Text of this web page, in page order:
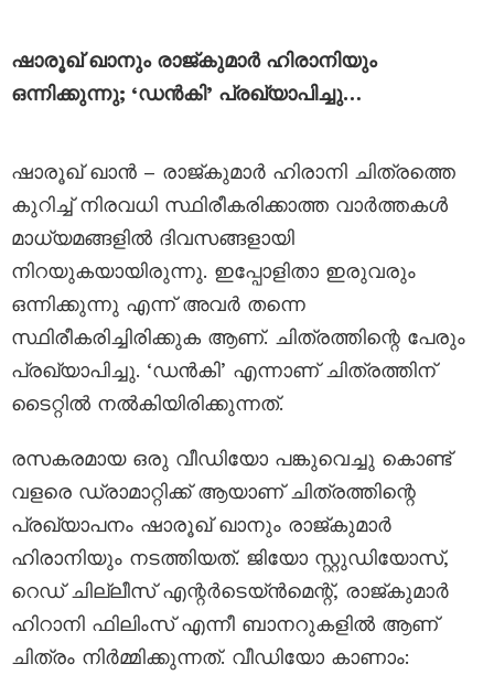
ഷാരൂഖ് ഖാനും രാജ്കുമാർ ഹിരാനിയും
ഒന്നിക്കുന്നു; ‘ഡൻകി’ പ്രഖ്യാപിച്ചു…
ഷാരൂഖ് ഖാൻ – രാജ്കുമാർ ഹിരാനി ചിത്രത്തെ
കുറിച്ച് നിരവധി സ്ഥിരീകരിക്കാത്ത വാർത്തകൾ
മാധ്യമങ്ങളില്‍ ദിവസങ്ങളായി
നിറയുകയായിരുന്നു. ഇപ്പോളിതാ ഇരുവരും
ഒന്നിക്കുന്നു എന്ന് അവർ തന്നെ
സ്ഥിരീകരിച്ചിരിക്കുക ആണ്. ചിത്രത്തിന്റെ പേരും
പ്രഖ്യാപിച്ചു. ‘ഡൻകി’ എന്നാണ് ചിത്രത്തിന്
ടൈറ്റിൽ നൽകിയിരിക്കുന്നത്.
രസകരമായ ഒരു വീഡിയോ പങ്കുവെച്ചു കൊണ്ട്
വളരെ ഡ്രാമാറ്റിക്ക് ആയാണ് ചിത്രത്തിന്റെ
പ്രഖ്യാപനം ഷാരൂഖ് ഖാനും രാജ്കുമാർ
ഹിരാനിയും നടത്തിയത്. ജിയോ സ്റ്റുഡിയോസ്,
റെഡ് ചില്ലീസ് എന്റർടെയ്ൻമെന്റ്, രാജ്കുമാർ
ഹിറാനി ഫിലിംസ് എന്നീ ബാനറുകളില്‍ ആണ്
ചിത്രം നിര്‍മ്മിക്കുന്നത്. വീഡിയോ കാണാം: